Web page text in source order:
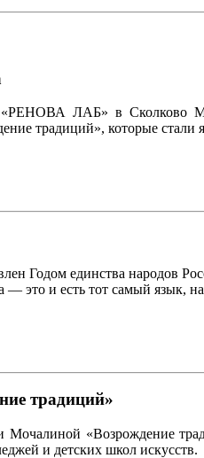
ЛАБ» в Сколково
традиций», которые
Годом единства народов
это и есть тот самый язык,
традиций»
Мочалиной «Возрождение
и детских школ искусств.